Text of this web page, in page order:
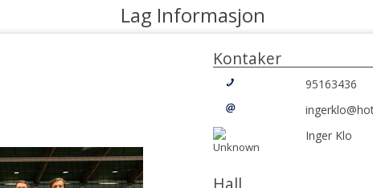
Lag Informasjon
Kontaker
95163436
Inger Klo